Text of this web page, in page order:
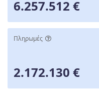
6.257.512 €
Πληρωμές
2.172.130 €